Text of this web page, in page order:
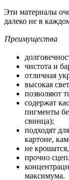
Эти материалы
далеко не в
Преимущества
чистота и
отличная
высокая
позволяют
содержат
пигменты
свинца);
подходят
картоне,
не
прочно
максимума.